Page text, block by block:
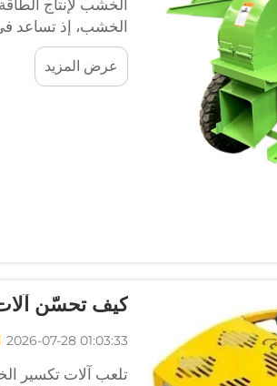
الخشب لإنتاج
الخشب، إذ تساعد
عرض المزيد
كيف تحسّن
2026-07-28 01:03:33
تلعب آلات تكسير